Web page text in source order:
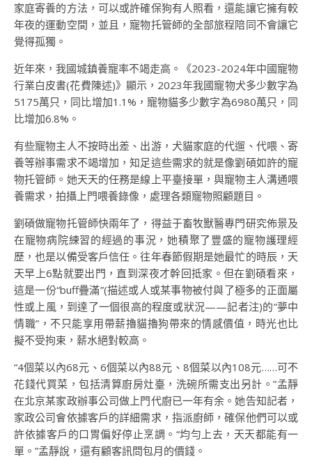
家庭寄養的方法，可以或許確保狗有人照看，還能讓它擁有較
年夜的運動空間，並且，寵物托管師的全部旅程陪同不會讓它
覺得孤獨。
近年來，我國城鎮養寵率不竭走高。《2023-2024年中國寵物
行業白皮書(花費陳述)》顯示，2023年我國寵物犬多少數字為
5175萬只，同比增加1.1%，寵物貓多少數字為6980萬只，同
比增加6.8%。
有些寵物主人不按時出差、出游，犬貓家庭的代遛、代喂、寄
養等辦事需求不竭增加，知足這些需求的就是像劉碩如許的寵
物托管師。她天天的任務是線上平臺接單，與寵物主人溝通喂
養需求，拍攝上門喂養錄像，處理各類寵物照顧題目。
劉碩做寵物托管師快兩年了，得益于畜牧獸醫專門研究佈景及
在寵物病院練習的經過的事況，她積聚了豐盛的寵物護理經
歷，也是以備受客戶信任。往年春節假期是她最忙的時辰，天
天早上6點就要出門，直到深夜才幹回抵家。但在劉碩看來，
這是一份“buff疊滿”(描述或人或某事物被付與了極多的正面屬
性或上風，到達了一個很高的程度或狀況——記者注)的“夢中
情職”，不只能享用帶薪擼貓擼狗帶來的情感價值，時光也比
擬不受拘束，薪水絕對較高。
“4個菜以內68元、6個菜以內88元、8個菜以內108元……可不
花錢代買菜，包括清算廚房灶臺，洗碗所需支出另計。”孟靜
在北京某家政辦事公司做上門代廚已一年有余。她告知記者，
家政公司會依據客戶的詳細需求，指派廚師，確保他們可以或
許依據客戶的口胃偏好停止烹調。“均勻上去，天天都能有一
單。”孟靜說，還有顧客訊問包月的價錢。